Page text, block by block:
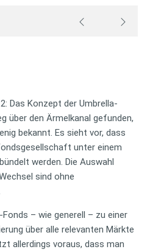
Das Konzept der Umbrella-
über den Ärmelkanal gefunden,
bekannt. Es sieht vor, dass
unter einem
werden. Die Auswahl
sind ohne
– wie generell – zu einer
über alle relevanten Märkte
allerdings voraus, dass man